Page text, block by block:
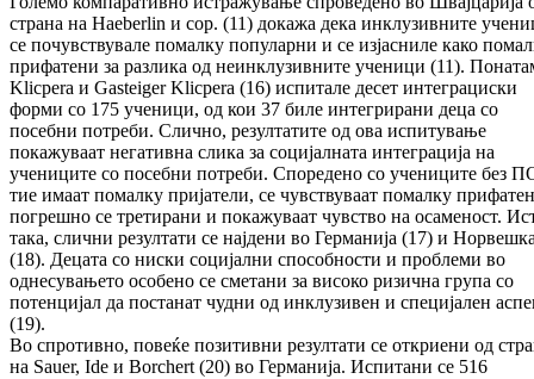
страна на Haeberlin и сор. (11) докажа дека инклузивните
се почувствувале помалку популарни и се изјасниле како
прифатени за разлика од неинклузивните ученици (11).
Klicpera и Gasteiger Klicpera (16) испитале десет интеграциски
форми со 175 ученици, од кои 37 биле интегрирани деца со
посебни потреби. Слично, резултатите од ова испитување
покажуваат негативна слика за социјалната интеграција на
учениците со посебни потреби. Споредено со учениците без
тие имаат помалку пријатели, се чувствуваат помалку
погрешно се третирани и покажуваат чувство на осаменост.
така, слични резултати се најдени во Германија (17) и
(18). Децата со ниски социјални способности и проблеми во
однесувањето особено се сметани за високо ризична група со
потенцијал да постанат чудни од инклузивен и специјален
(19).
Во спротивно, повеќе позитивни резултати се откриени од
на Sauer, Ide и Borchert (20) во Германија. Испитани се 516